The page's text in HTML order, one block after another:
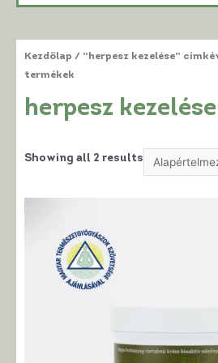
Kezdőlap / “herpesz kezelése”
termékek
herpesz kezelése
Showing all 2 results